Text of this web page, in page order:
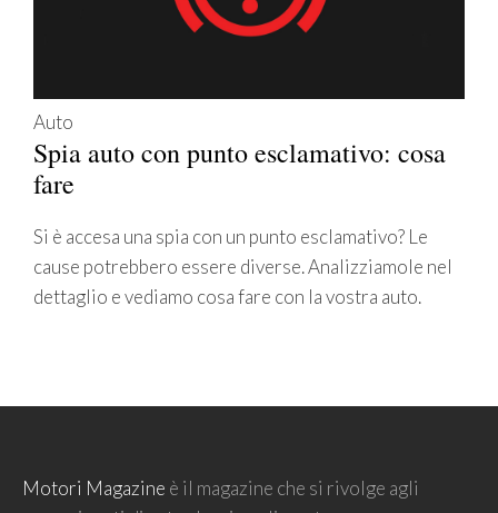
Auto
Spia auto con punto esclamativo: cosa
fare
Si è accesa una spia con un punto esclamativo? Le
cause potrebbero essere diverse. Analizziamole nel
dettaglio e vediamo cosa fare con la vostra auto.
Motori Magazine è il magazine che si rivolge agli